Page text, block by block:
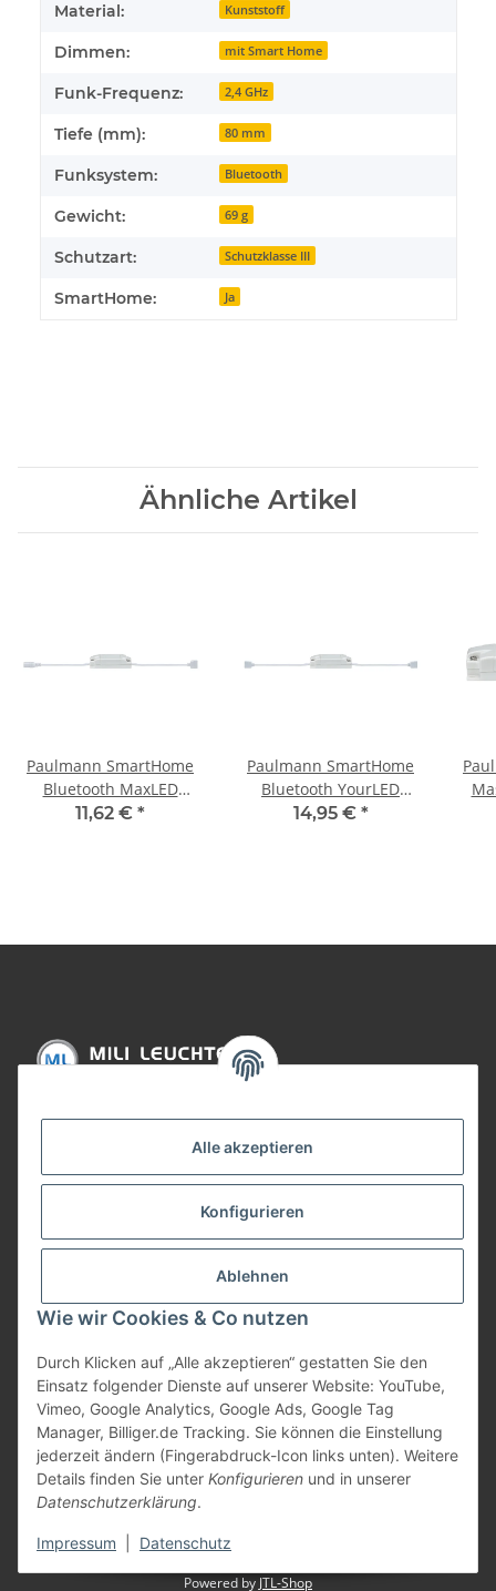
Alle akzeptieren
Konfigurieren
Ablehnen
Wie wir Cookies & Co nutzen
Durch Klicken auf „Alle akzeptieren“ gestatten Sie den
Einsatz folgender Dienste auf unserer Website: YouTube,
Vimeo, Google Analytics, Google Ads, Google Tag
Manager, Billiger.de Tracking. Sie können die Einstellung
jederzeit ändern (Fingerabdruck-Icon links unten). Weitere
Details finden Sie unter Konfigurieren und in unserer
Datenschutzerklärung.
Impressum Datenschutz
Material: Kunststoff
Dimmen: mit Smart Home
Funk-Frequenz: 2,4 GHz
Tiefe (mm): 80 mm
Funksystem: Bluetooth
Gewicht: 69 g
Schutzart: Schutzklasse III
SmartHome: Ja
Ähnliche Artikel
Paulmann SmartHome
Bluetooth MaxLED
TunableWhite Controller
11,62 € *
Paulmann SmartHome
Bluetooth YourLED
Schalt/Dimm Controller
14,95 € *
Gesetzliche Informationen
Bezahlung
Vertrag widerrufen
Powered by JTL-Shop